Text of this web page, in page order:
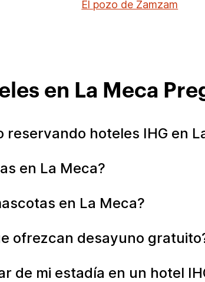
El pozo de Zamzam
en La Meca
hoteles IHG en
en La Meca?
en La Meca?
ofrezcan desayuno
de mi estadía en un hotel